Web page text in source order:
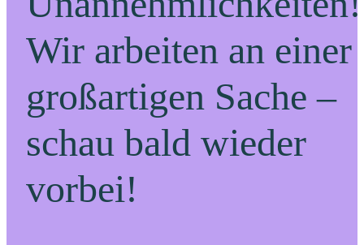
Wir arbeiten an einer
großartigen Sache –
schau bald wieder
vorbei!